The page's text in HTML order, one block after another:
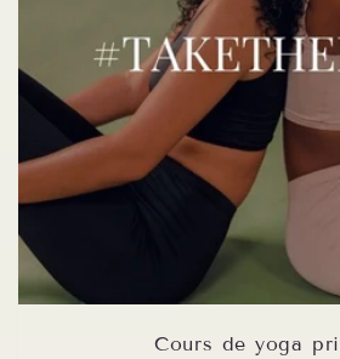
o
n
:
Cours de yoga